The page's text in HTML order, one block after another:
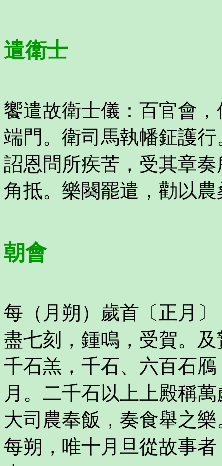
遣衛士
饗遣故衛士儀：百官會
端門。衛司馬執幡鉦護
詔恩問所疾苦，受其章
角抵。樂闋罷遣，勸以農
朝會
每（月朔）歲首〔正月
盡七刻，鍾鳴，受賀。
千石羔，千石、六百石
月。二千石以上上殿稱
大司農奉飯，奏食舉之
每朔，唯十月旦從故事